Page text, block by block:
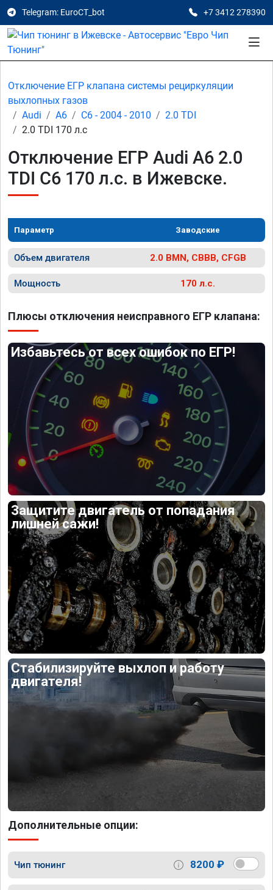
Telegram: EuroCT_bot +7 3412 278390
Отключение ЕГР клапана системы рециркуляции
выхлопных газов
Audi
A6 C6 - 2004 - 2010
2.0 TDI
2.0 TDI 170 л.с
Отключение ЕГР Audi A6 2.0
TDI C6 170 л.с. в Ижевске.
Параметр Заводские
Объем двигателя 2.0 BMN, CBBB, CFGB
Мощность 170 л.с.
Плюсы отключения неисправного ЕГР клапана:
Избавьтесь от всех ошибок по ЕГР!
Защитите двигатель от попадания
лишней сажи!
Стабилизируйте выхлоп и работу
двигателя!
Дополнительные опции:
Чип тюнинг 8200 ₽